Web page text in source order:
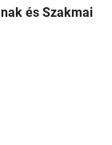
és Szakmai